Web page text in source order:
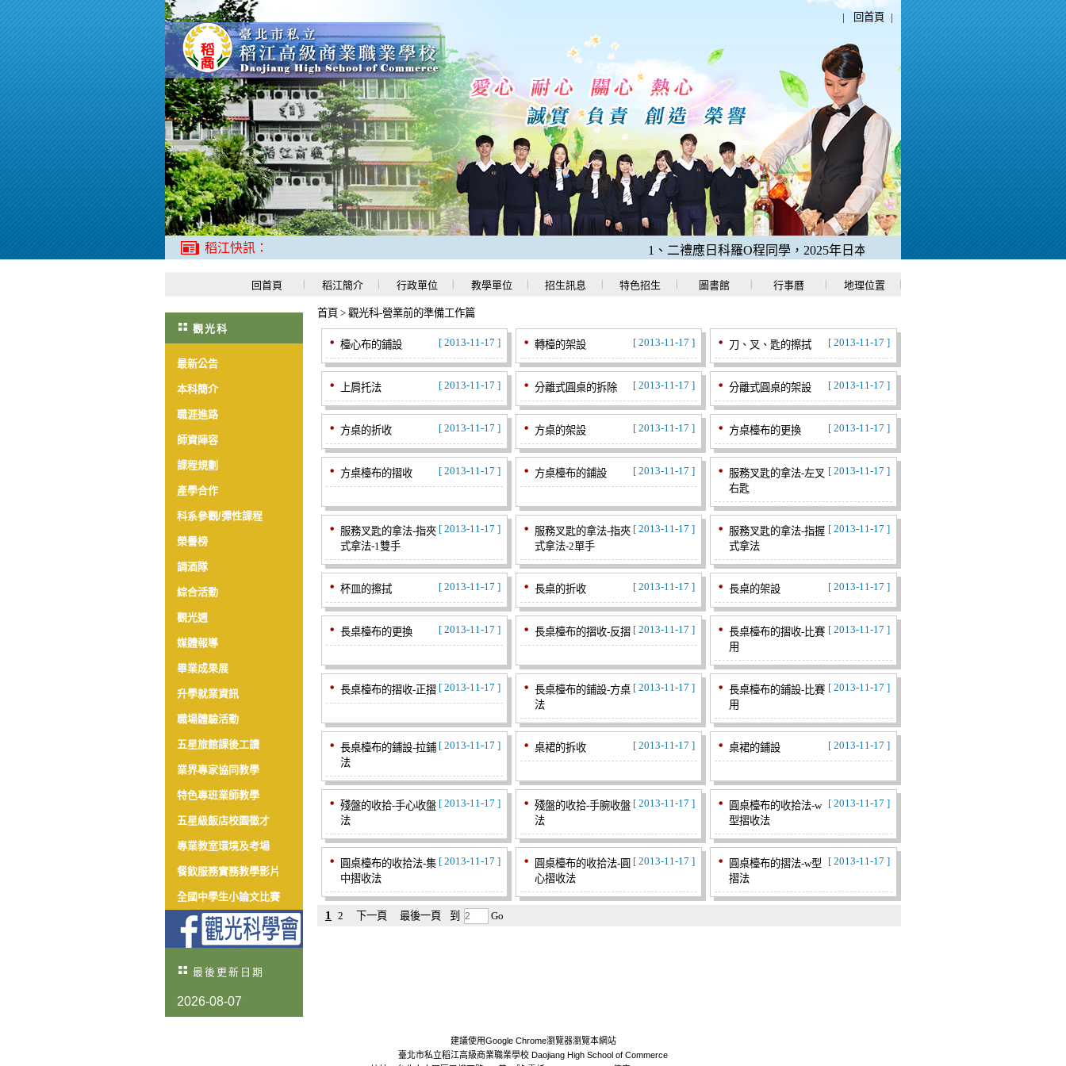
| 回首頁 |
稻江快訊： 1、二禮應日科羅O程同學，2025年日本語能力測驗「N1中考取滿分180分」。
回首頁 稻江簡介 行政單位 教學單位 招生訊息 特色招生 圖書館 行事曆 地理位置
觀光科
最新公告
本科簡介
職涯進路
師資陣容
課程規劃
產學合作
科系參觀/彈性課程
榮譽榜
調酒隊
綜合活動
觀光週
媒體報導
畢業成果展
升學就業資訊
職場體驗活動
五星旅館課後工讀
業界專家協同教學
特色專班業師教學
五星級飯店校園徵才
專業教室環境及考場
餐飲服務實務教學影片
全國中學生小論文比賽
最後更新日期
2026-08-07
首頁 > 觀光科-營業前的準備工作篇
[ 2013-11-17 ]
檯心布的鋪設 [ 2013-11-17 ]
轉檯的架設 [ 2013-11-17 ]
刀、叉、匙的擦拭
[ 2013-11-17 ]
上肩托法 [ 2013-11-17 ]
分離式圓桌的拆除 [ 2013-11-17 ]
分離式圓桌的架設
[ 2013-11-17 ]
方桌的折收 [ 2013-11-17 ]
方桌的架設 [ 2013-11-17 ]
方桌檯布的更換
[ 2013-11-17 ]
方桌檯布的摺收 [ 2013-11-17 ]
方桌檯布的鋪設 [ 2013-11-17 ]
服務叉匙的拿法-左叉
右匙
[ 2013-11-17 ]
服務叉匙的拿法-指夾
式拿法-1雙手
[ 2013-11-17 ]
服務叉匙的拿法-指夾
式拿法-2單手
[ 2013-11-17 ]
服務叉匙的拿法-指握
式拿法
[ 2013-11-17 ]
杯皿的擦拭 [ 2013-11-17 ]
長桌的折收 [ 2013-11-17 ]
長桌的架設
[ 2013-11-17 ]
長桌檯布的更換 [ 2013-11-17 ]
長桌檯布的摺收-反摺 [ 2013-11-17 ]
長桌檯布的摺收-比賽
用
[ 2013-11-17 ]
長桌檯布的摺收-正摺 [ 2013-11-17 ]
長桌檯布的鋪設-方桌
法
[ 2013-11-17 ]
長桌檯布的鋪設-比賽
用
[ 2013-11-17 ]
長桌檯布的鋪設-拉鋪
法
[ 2013-11-17 ]
桌裙的拆收 [ 2013-11-17 ]
桌裙的鋪設
[ 2013-11-17 ]
殘盤的收拾-手心收盤
法
[ 2013-11-17 ]
殘盤的收拾-手腕收盤
法
[ 2013-11-17 ]
圓桌檯布的收拾法-w
型摺收法
[ 2013-11-17 ]
圓桌檯布的收拾法-集
中摺收法
[ 2013-11-17 ]
圓桌檯布的收拾法-圓
心摺收法
[ 2013-11-17 ]
圓桌檯布的摺法-w型
摺法
1 2 下一頁 最後一頁 到 Go
建議使用Google Chrome瀏覽器瀏覽本網站
臺北市私立稻江高級商業職業學校 Daojiang High School of Commerce